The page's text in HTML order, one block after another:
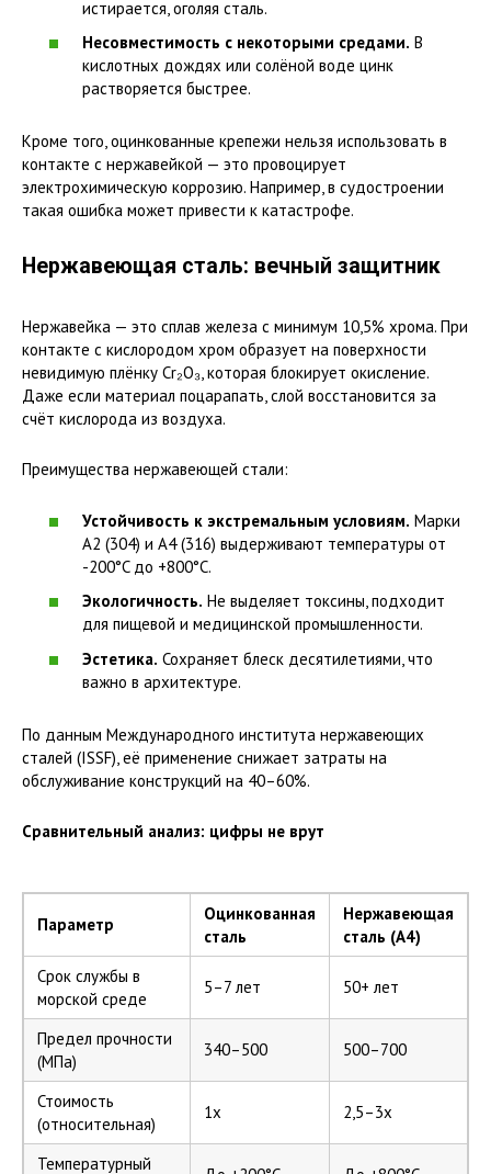
истирается, оголяя сталь.
Несовместимость с некоторыми средами. В
кислотных дождях или солёной воде цинк
растворяется быстрее.
Кроме того, оцинкованные крепежи нельзя использовать в
контакте с нержавейкой — это провоцирует
электрохимическую коррозию. Например, в судостроении
такая ошибка может привести к катастрофе.
Нержавеющая сталь: вечный защитник
Нержавейка — это сплав железа с минимум 10,5% хрома. При
контакте с кислородом хром образует на поверхности
невидимую плёнку Cr₂O₃, которая блокирует окисление.
Даже если материал поцарапать, слой восстановится за
счёт кислорода из воздуха.
Преимущества нержавеющей стали:
Устойчивость к экстремальным условиям. Марки
A2 (304) и A4 (316) выдерживают температуры от
-200°C до +800°C.
Экологичность. Не выделяет токсины, подходит
для пищевой и медицинской промышленности.
Эстетика. Сохраняет блеск десятилетиями, что
важно в архитектуре.
По данным Международного института нержавеющих
сталей (ISSF), её применение снижает затраты на
обслуживание конструкций на 40–60%.
Сравнительный анализ: цифры не врут
Параметр
Оцинкованная
сталь
Нержавеющая
сталь (A4)
Срок службы в
морской среде
5–7 лет 50+ лет
Предел прочности
(МПа)
340–500 500–700
Стоимость
(относительная)
1x 2,5–3x
Температурный